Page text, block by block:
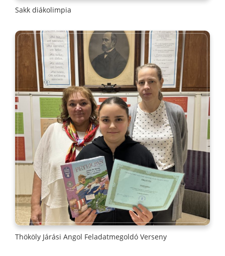
Sakk diákolimpia
Thököly Járási Angol Feladatmegoldó Verseny